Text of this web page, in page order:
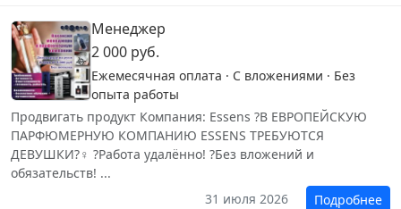
Менеджер
2 000 руб.
Ежемесячная оплата · С вложениями · Без
опыта работы
Продвигать продукт Компания: Essens ?В ЕВРОПЕЙСКУЮ
ПАРФЮМЕРНУЮ КОМПАНИЮ ESSENS ТРЕБУЮТСЯ
ДЕВУШКИ?‍♀️ ?Работа удалённо! ?Без вложений и
обязательств! ...
31 июля 2026
Подробнее